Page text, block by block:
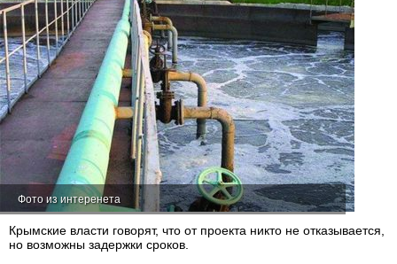
Фото из интеренета
Крымские власти говорят, что от проекта никто не отказывается,
но возможны задержки сроков.